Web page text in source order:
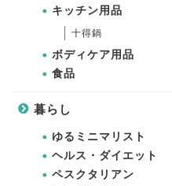
キッチン用品
十得鍋
ボディケア用品
食品
暮らし
ゆるミニマリスト
ヘルス・ダイエット
ペスクタリアン